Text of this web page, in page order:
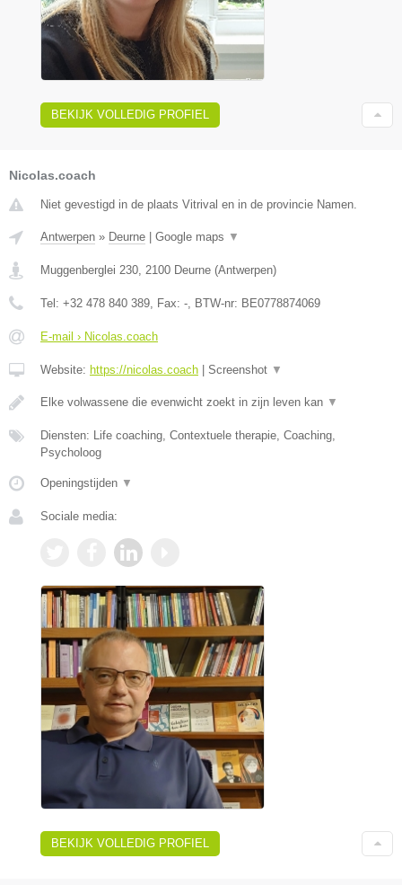
BEKIJK VOLLEDIG PROFIEL
Nicolas.coach
Niet gevestigd in de plaats Vitrival en in de provincie Namen.
Antwerpen » Deurne Google maps ▼
Muggenberglei 230, 2100 Deurne (Antwerpen)
Tel: +32 478 840 389, Fax: -, BTW-nr: BE0778874069
E-mail › Nicolas.coach
Website: https://nicolas.coach Screenshot ▼
Elke volwassene die evenwicht zoekt in zijn leven kan ▼
Diensten: Life coaching, Contextuele therapie, Coaching,
Psycholoog
Openingstijden ▼
Sociale media:
BEKIJK VOLLEDIG PROFIEL